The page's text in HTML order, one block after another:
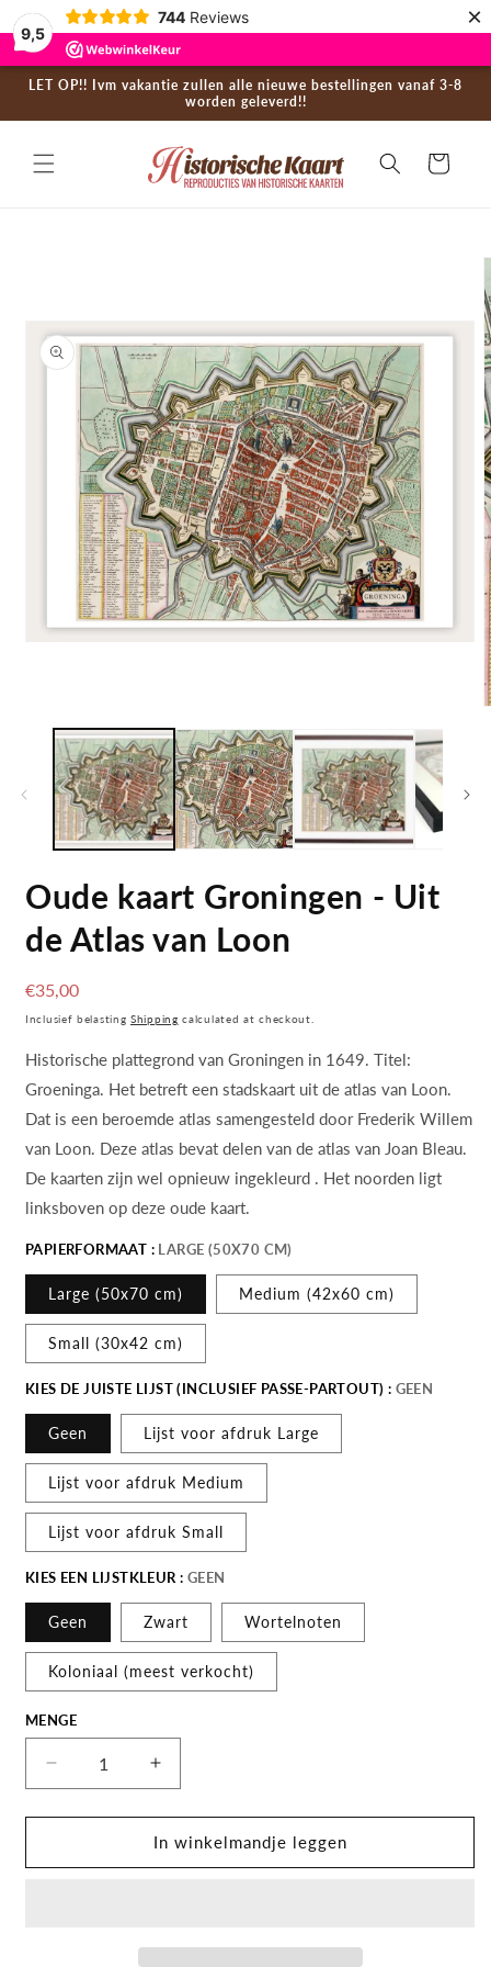
9,5
744 Reviews ×
Skip to
content
LET OP!! Ivm vakantie zullen alle nieuwe bestellingen vanaf 3-8
worden geleverd!!
Cart
Oude kaart Groningen - Uit
de Atlas van Loon
Regular
price
€35,00
Inclusief belasting Shipping calculated at checkout.
Historische plattegrond van Groningen in 1649. Titel:
Groeninga. Het betreft een stadskaart uit de atlas van Loon.
Dat is een beroemde atlas samengesteld door Frederik Willem
van Loon. Deze atlas bevat delen van de atlas van Joan Bleau.
De kaarten zijn wel opnieuw ingekleurd . Het noorden ligt
linksboven op deze oude kaart.
PAPIERFORMAAT : LARGE (50X70 CM)
Large (50x70 cm) Medium (42x60 cm)
Small (30x42 cm)
KIES DE JUISTE LIJST (INCLUSIEF PASSE-PARTOUT) : GEEN
Geen Lijst voor afdruk Large
Lijst voor afdruk Medium
Lijst voor afdruk Small
KIES EEN LIJSTKLEUR : GEEN
Geen Zwart Wortelnoten
Koloniaal (meest verkocht)
Menge
MENGE
Decrease
Menge
for
kaart
Increase
Menge
for
Oude
kaart
In winkelmandje leggen